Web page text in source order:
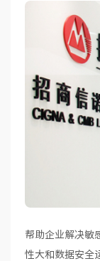
帮助企业解决敏
性大和数据安全